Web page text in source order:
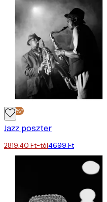
-40%*
Jazz poszter
2819,40 Ft-tól4699 Ft